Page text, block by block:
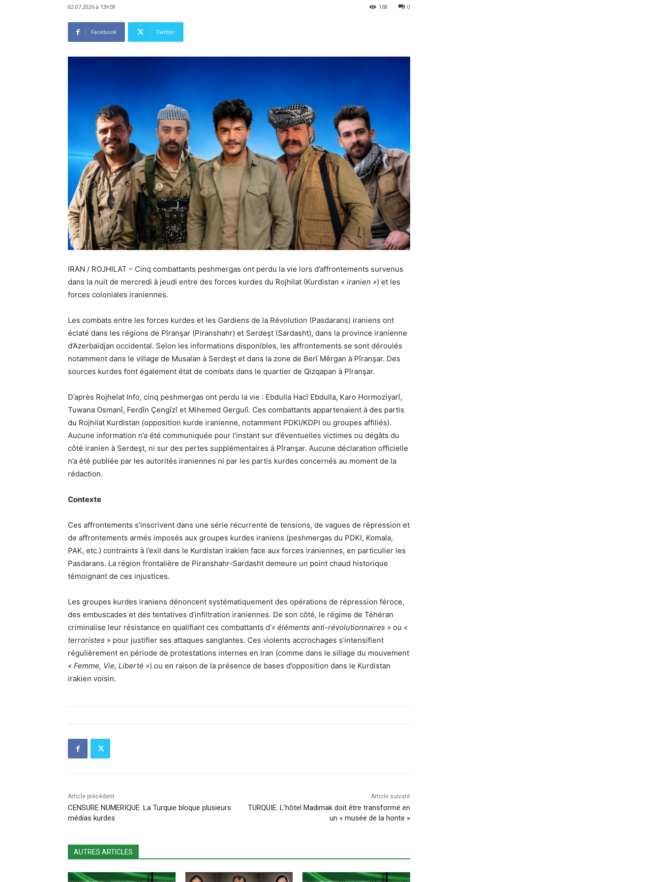
02.07.2026 à 13h59 0
168
Facebook Twitter
IRAN / ROJHILAT – Cinq combattants peshmergas ont perdu la vie lors d’affrontements survenus
dans la nuit de mercredi à jeudi entre des forces kurdes du Rojhilat (Kurdistan « iranien ») et les
forces coloniales iraniennes.
Les combats entre les forces kurdes et les Gardiens de la Révolution (Pasdarans) iraniens ont
éclaté dans les régions de Pîranşar (Piranshahr) et Serdeşt (Sardasht), dans la province iranienne
d’Azerbaïdjan occidental. Selon les informations disponibles, les affrontements se sont déroulés
notamment dans le village de Musalan à Serdeşt et dans la zone de Berî Mêrgan à Pîranşar. Des
sources kurdes font également état de combats dans le quartier de Qizqapan à Pîranşar.
D’après Rojhelat Info, cinq peshmergas ont perdu la vie : Ebdulla Hacî Ebdulla, Karo Hormoziyarî,
Tuwana Osmanî, Ferdîn Çengîzî et Mihemed Gergulî. Ces combattants appartenaient à des partis
du Rojhilat Kurdistan (opposition kurde iranienne, notamment PDKI/KDPI ou groupes affiliés).
Aucune information n’a été communiquée pour l’instant sur d’éventuelles victimes ou dégâts du
côté iranien à Serdeşt, ni sur des pertes supplémentaires à Pîranşar. Aucune déclaration officielle
n’a été publiée par les autorités iraniennes ni par les partis kurdes concernés au moment de la
rédaction.
Contexte
Ces affrontements s’inscrivent dans une série récurrente de tensions, de vagues de répression et
de affrontements armés imposés aux groupes kurdes iraniens (peshmergas du PDKI, Komala,
PAK, etc.) contraints à l’exil dans le Kurdistan irakien face aux forces iraniennes, en particulier les
Pasdarans. La région frontalière de Piranshahr-Sardasht demeure un point chaud historique
témoignant de ces injustices.
Les groupes kurdes iraniens dénoncent systématiquement des opérations de répression féroce,
des embuscades et des tentatives d’infiltration iraniennes. De son côté, le régime de Téhéran
criminalise leur résistance en qualifiant ces combattants d’« éléments anti-révolutionnaires » ou «
terroristes » pour justifier ses attaques sanglantes. Ces violents accrochages s’intensifient
régulièrement en période de protestations internes en Iran (comme dans le sillage du mouvement
« Femme, Vie, Liberté ») ou en raison de la présence de bases d’opposition dans le Kurdistan
irakien voisin.
Article précédent
CENSURE NUMERIQUE. La Turquie bloque plusieurs
médias kurdes
Article suivant
TURQUIE. L’hôtel Madimak doit être transformé en
un « musée de la honte »
AUTRES ARTICLES